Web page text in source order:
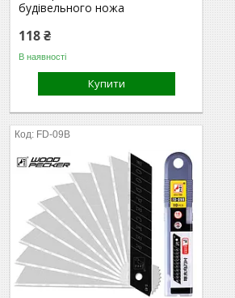
будівельного ножа
118 ₴
В наявності
Купити
FD-09B